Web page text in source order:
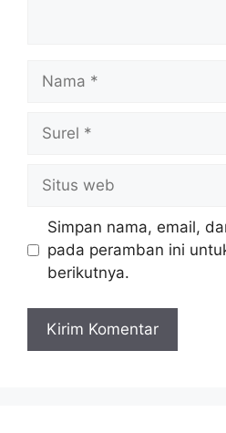
Nama
Surel
Situs
web
Simpan nama, email,
pada peramban ini
berikutnya.